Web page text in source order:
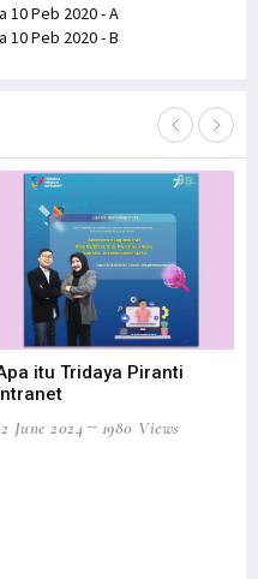
10 Peb 2020 - A
Peb 2020 - B
itu Tridaya Piranti
Intranet
June 2024
1980 Views